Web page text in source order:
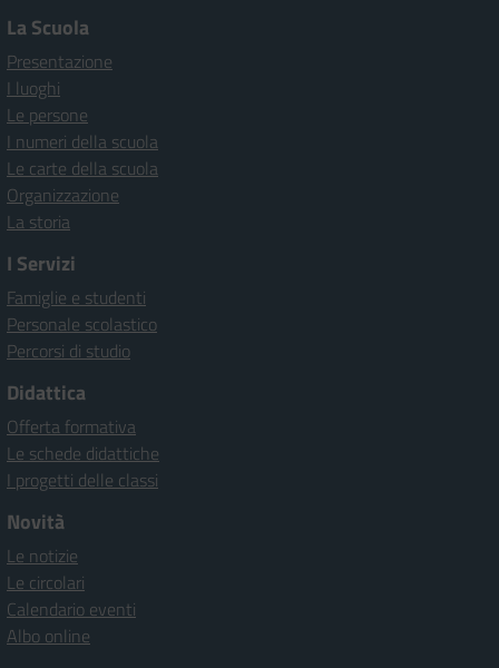
La Scuola
Presentazione
I luoghi
Le persone
I numeri della scuola
Le carte della scuola
Organizzazione
La storia
I Servizi
Famiglie e studenti
Personale scolastico
Percorsi di studio
Didattica
Offerta formativa
Le schede didattiche
I progetti delle classi
Novità
Le notizie
Le circolari
Calendario eventi
Albo online